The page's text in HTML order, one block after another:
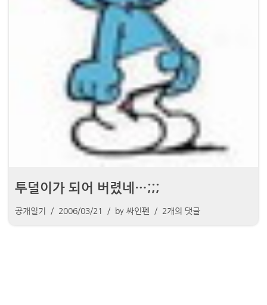
투덜이가 되어 버렸네…;;;
공개일기 2006/03/21 by 싸인펜 2개의 댓글